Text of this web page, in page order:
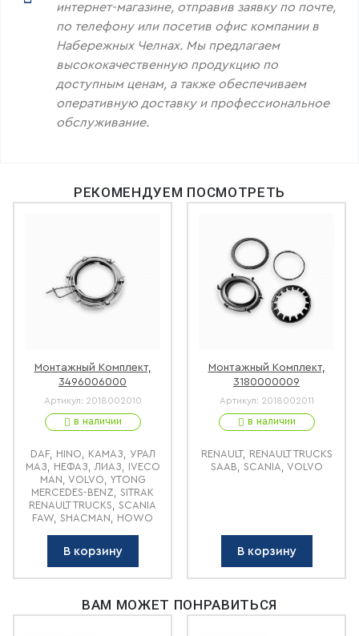
интернет-магазине, отправив заявку по почте,
по телефону или посетив офис компании в
Набережных Челнах. Мы предлагаем
высококачественную продукцию по
доступным ценам, а также обеспечиваем
оперативную доставку и профессиональное
обслуживание.
РЕКОМЕНДУЕМ ПОСМОТРЕТЬ
Монтажный Комплект,
3496006000
Артикул: 2018002010
в наличии
DAF, HINO, КАМАЗ, УРАЛ
МАЗ, НЕФАЗ, ЛИАЗ, IVECO
MAN, VOLVO, YTONG
MERCEDES-BENZ, SITRAK
RENAULT TRUCKS, SCANIA
FAW, SHACMAN, HOWO
В корзину
Монтажный Комплект,
3180000009
Артикул: 2018002011
в наличии
RENAULT, RENAULT TRUCKS
SAAB, SCANIA, VOLVO
В корзину
ВАМ МОЖЕТ ПОНРАВИТЬСЯ